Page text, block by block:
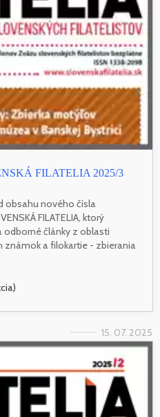
FILATELIA 2025/3
obsahu nového čísla
FILATELIA, ktorý
odborné články z oblasti
a filokartie - zbierania
15. 07. 2025